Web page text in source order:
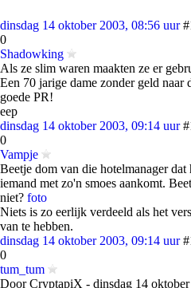
dinsdag 14 oktober 2003, 08:56 uur
0
Shadowking
Als ze slim waren maakten ze er
Een 70 jarige dame zonder geld naar
goede PR!
eep
dinsdag 14 oktober 2003, 09:14 uur
0
Vampje
Beetje dom van die hotelmanager
iemand met zo'n smoes aankomt.
niet? foto
Niets is zo eerlijk verdeeld als het
van te hebben.
dinsdag 14 oktober 2003, 09:14 uur
0
tum_tum
Door CryptapiX - dinsdag 14